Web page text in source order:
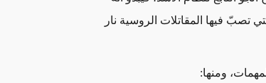
فيها المقاتلات الروسية نار
ومنها: